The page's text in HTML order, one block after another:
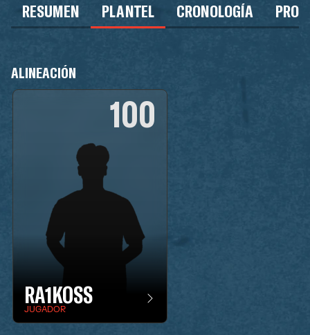
RESUMEN PLANTEL CRONOLOGÍA
ALINEACIÓN
100
RA1KOSS
JUGADOR